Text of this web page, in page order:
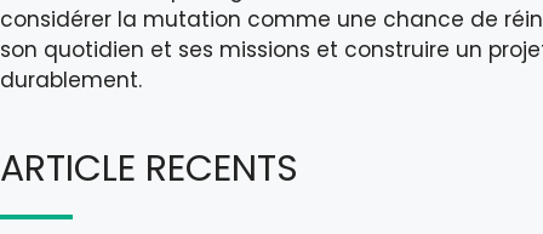
considérer la mutation comme une chance de
son quotidien et ses missions et construire un
durablement.
ARTICLE RECENTS